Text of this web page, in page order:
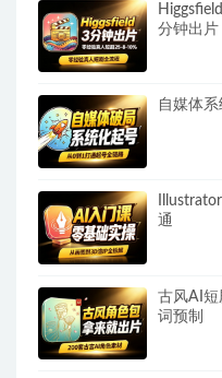
分钟出片
自媒体
通
古风AI短
词预制